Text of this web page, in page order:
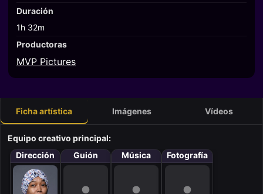
Duración
1h 32m
Productoras
MVP Pictures
Ficha artística Imágenes Vídeos
Equipo creativo principal:
Dirección
Guión Música Fotografía